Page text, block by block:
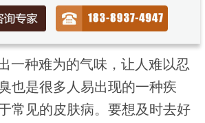
一种难为的气味，让人难以忍
也是很多人易出现的一种疾
常见的皮肤病。要想及时去好